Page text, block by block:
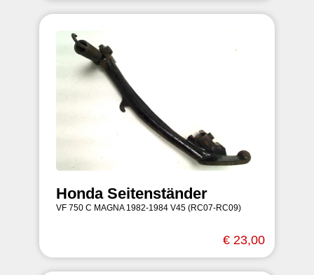
Honda Seitenständer
VF 750 C MAGNA 1982-1984 V45 (RC07-RC09)
€ 23,00